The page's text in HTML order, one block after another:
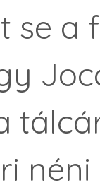
se a